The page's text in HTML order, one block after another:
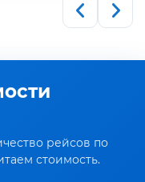
рейсов по
стоимость.